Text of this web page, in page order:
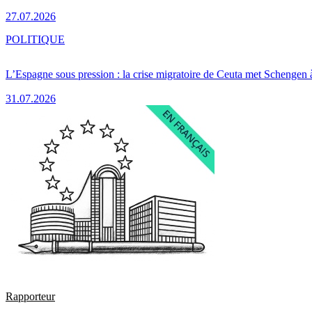
27.07.2026
L’Espagne sous pression : la crise migratoire de Ceuta met Schengen
31.07.2026
POLITIQUE
Rapporteur